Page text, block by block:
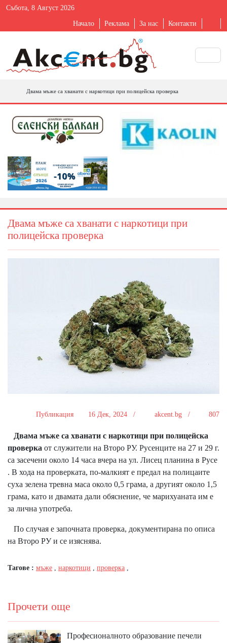
Събота, 8 Август 2026
Начало Реклама За нас Контакти
Двама мъже са хванати с наркотици при полицейска проверка
Двама мъже са хванати с наркотици при
полицейска проверка
Публикация 16 Дек, 2024 / akcent.bg / 807
Двама мъже са хванати с наркотици при полицейска
проверка от служители на Второ РУ. Русенците на 27 и 29 г.
са засечени около 14 часа вчера на ул. Лисец планина в Русе
. В хода на проверката, по-малкият е предал на полицаите
суха зелена тревна маса около 0,5 грама, а другият около 1,5
грама, като и двамата дали обяснение, че марихуаната им е
за лична употреба.
По случая е започната проверка, документирана по описа
на Второ РУ и се изяснява.
Тагове : мъже , наркотици , проверка ,
Прочети още
Професионалното образование печели